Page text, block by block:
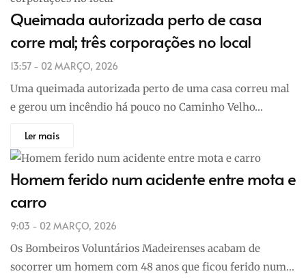
Queimada autorizada perto de casa
corre mal; três corporações no local
13:57 - 02 MARÇO, 2026
Uma queimada autorizada perto de uma casa correu mal
e gerou um incêndio há pouco no Caminho Velho…
Ler mais
Homem ferido num acidente entre mota e
carro
9:03 - 02 MARÇO, 2026
Os Bombeiros Voluntários Madeirenses acabam de
socorrer um homem com 48 anos que ficou ferido num…